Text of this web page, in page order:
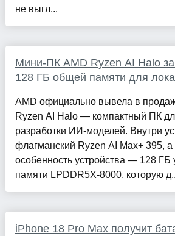
не выгл...
Мини-ПК AMD Ryzen AI Halo
128 ГБ общей памяти для
AMD официально вывела в
Ryzen AI Halo — компактный ПК
разработки ИИ-моделей. Внутри
флагманский Ryzen AI Max+ 395, а
особенность устройства — 128
памяти LPDDR5X-8000, которую
iPhone 18 Pro Max получит